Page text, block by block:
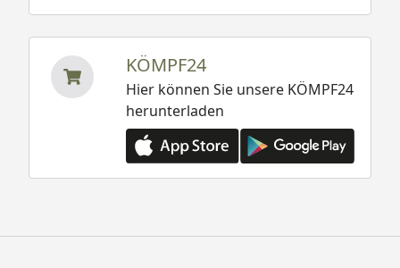
KÖMPF24
Hier können Sie unsere KÖMPF24
herunterladen